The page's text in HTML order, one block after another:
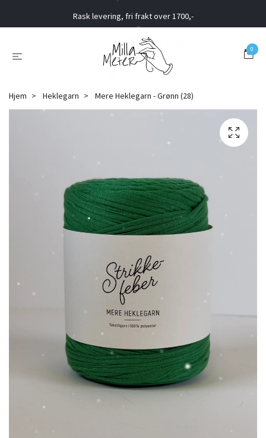
Rask levering, fri frakt over 1700,-
0
Hjem Heklegarn Mere Heklegarn - Grønn (28)